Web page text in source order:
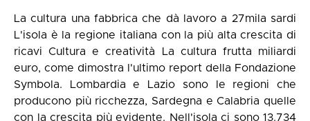
La cultura una fabbrica che dà lavoro a 27mila sardi
L'isola è la regione italiana con la più alta crescita di
ricavi Cultura e creatività La cultura frutta miliardi
euro, come dimostra l'ultimo report della Fondazione
Symbola. Lombardia e Lazio sono le regioni che
producono più ricchezza, Sardegna e Calabria quelle
con la crescita più evidente. Nell'isola ci sono 13.734